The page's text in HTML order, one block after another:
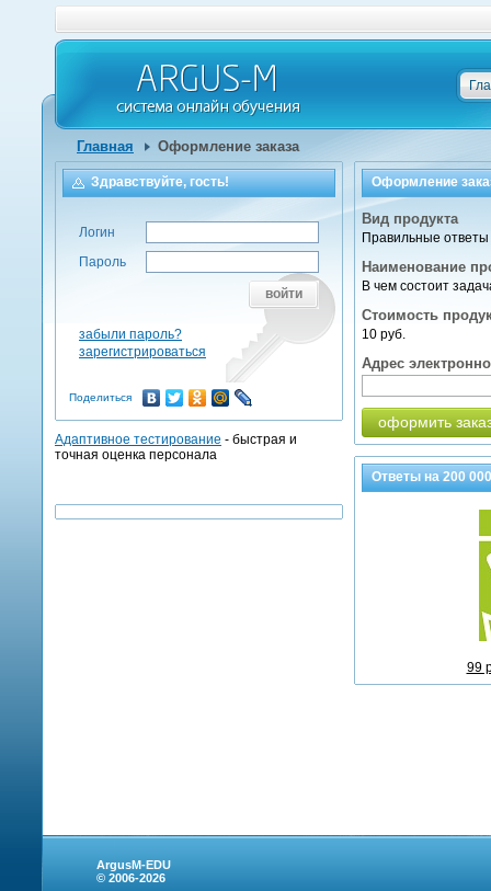
Главная Оформление заказа
Оформление
Вид продукта
Правильные ответы
Наименование
В чем состоит
Стоимость
10 руб.
Адрес
оформить
Ответы на200 000
99
Здравствуйте, гость!
Логин
Пароль
войти
забыли пароль?
зарегистрироваться
Поделиться
Адаптивное тестирование - быстрая и
точная оценка персонала
ArgusM-EDU
© 2006-2026